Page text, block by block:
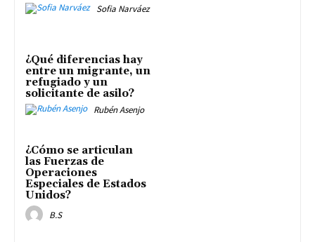
Sofia Narváez
¿Qué diferencias hay
entre un migrante, un
refugiado y un
solicitante de asilo?
Rubén Asenjo
¿Cómo se articulan
las Fuerzas de
Operaciones
Especiales de Estados
Unidos?
B.S